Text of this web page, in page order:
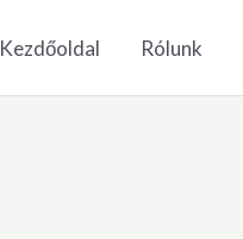
Kezdőoldal Rólunk